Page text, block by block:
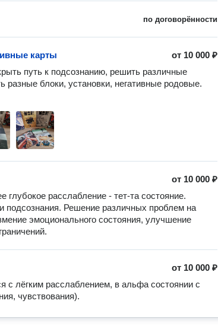
по договорённости
от 10 000 ₽
карты
путь к подсознанию, решить различные
разные блоки, установки, негативные родовые.
от 10 000 ₽
глубокое расслабление - тет-та состояние.
подсознания. Решение различных проблем на
эмоционального состояния, улучшение
от 10 000 ₽
с лёгким расслаблением, в альфа состоянии с
чувствования).